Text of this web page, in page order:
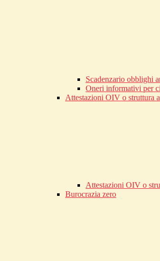
Scadenzario obblighi
Oneri informativi per
Attestazioni OIV o struttura
Attestazioni OIV o
Burocrazia zero